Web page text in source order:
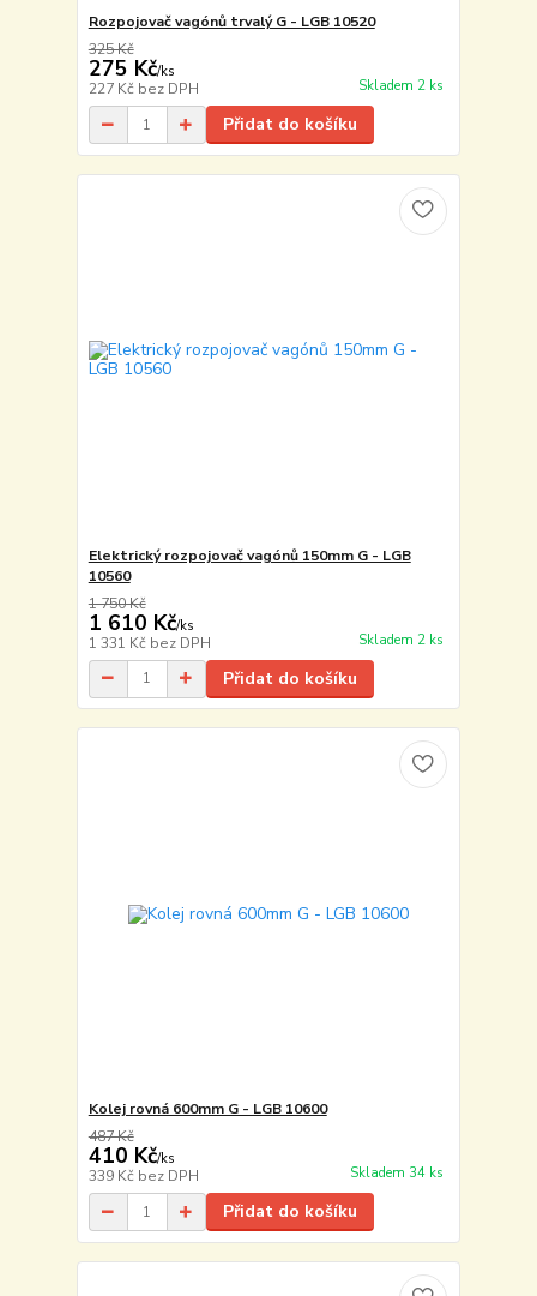
Rozpojovač vagónů trvalý G - LGB 10520
325 Kč
275 Kč/ks
227 Kč bez DPH Skladem 2 ks
Přidat do košíku
Elektrický rozpojovač vagónů 150mm G - LGB
10560
1 750 Kč
1 610 Kč/ks
1 331 Kč bez DPH Skladem 2 ks
Přidat do košíku
Kolej rovná 600mm G - LGB 10600
487 Kč
410 Kč/ks
339 Kč bez DPH Skladem 34 ks
Přidat do košíku